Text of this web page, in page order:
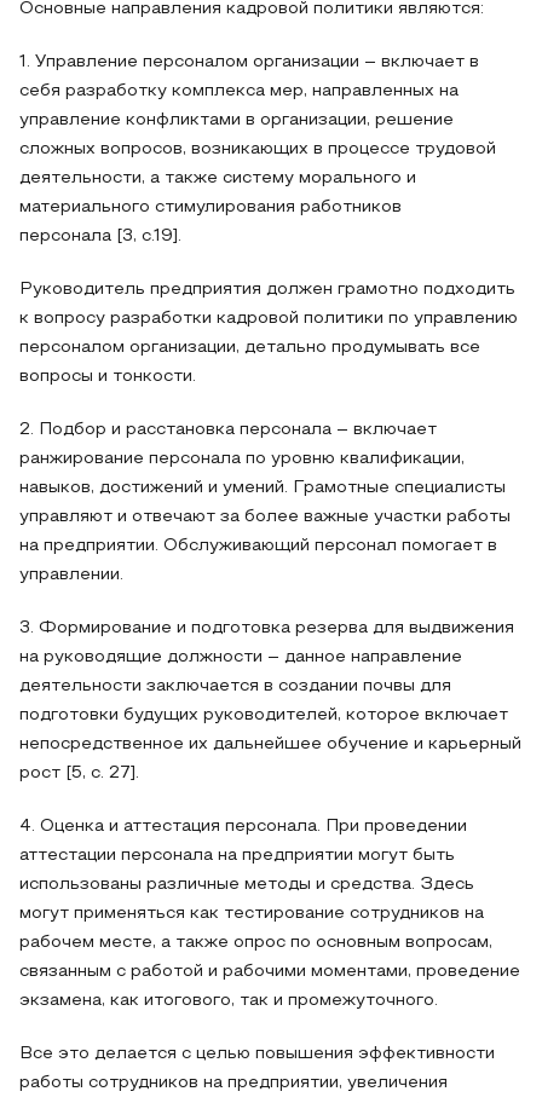
Основные направления кадровой политики являются:
1. Управление персоналом организации – включает в
себя разработку комплекса мер, направленных на
управление конфликтами в организации, решение
сложных вопросов, возникающих в процессе трудовой
деятельности, а также систему морального и
материального стимулирования работников
персонала [3, с.19].
Руководитель предприятия должен грамотно подходить
к вопросу разработки кадровой политики по управлению
персоналом организации, детально продумывать все
вопросы и тонкости.
2. Подбор и расстановка персонала – включает
ранжирование персонала по уровню квалификации,
навыков, достижений и умений. Грамотные специалисты
управляют и отвечают за более важные участки работы
на предприятии. Обслуживающий персонал помогает в
управлении.
3. Формирование и подготовка резерва для выдвижения
на руководящие должности – данное направление
деятельности заключается в создании почвы для
подготовки будущих руководителей, которое включает
непосредственное их дальнейшее обучение и карьерный
рост [5, с. 27].
4. Оценка и аттестация персонала. При проведении
аттестации персонала на предприятии могут быть
использованы различные методы и средства. Здесь
могут применяться как тестирование сотрудников на
рабочем месте, а также опрос по основным вопросам,
связанным с работой и рабочими моментами, проведение
экзамена, как итогового, так и промежуточного.
Все это делается с целью повышения эффективности
работы сотрудников на предприятии, увеличения